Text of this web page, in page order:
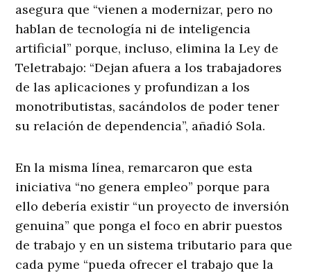
asegura que “vienen a modernizar, pero no
hablan de tecnología ni de inteligencia
artificial” porque, incluso, elimina la Ley de
Teletrabajo: “Dejan afuera a los trabajadores
de las aplicaciones y profundizan a los
monotributistas, sacándolos de poder tener
su relación de dependencia”, añadió Sola.
En la misma línea, remarcaron que esta
iniciativa “no genera empleo” porque para
ello debería existir “un proyecto de inversión
genuina” que ponga el foco en abrir puestos
de trabajo y en un sistema tributario para que
cada pyme “pueda ofrecer el trabajo que la